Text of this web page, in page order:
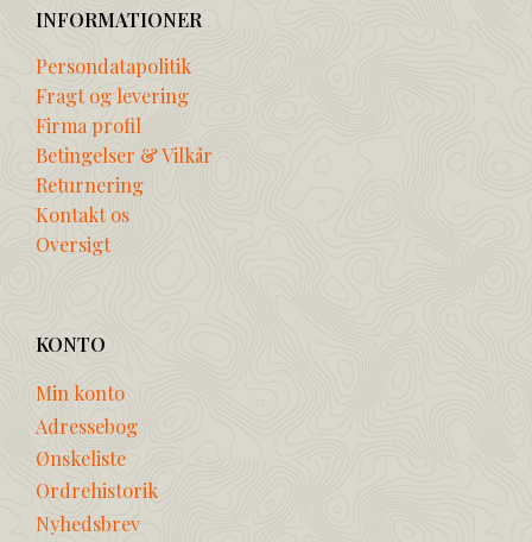
INFORMATIONER
Persondatapolitik
Fragt og levering
Firma profil
Betingelser & Vilkår
Returnering
Kontakt os
Oversigt
KONTO
Min konto
Adressebog
Ønskeliste
Ordrehistorik
Nyhedsbrev